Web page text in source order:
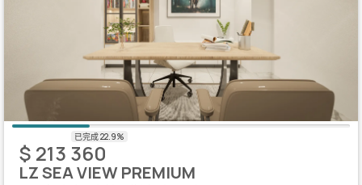
$ 213 360
LZ SEA VIEW PREMIUM